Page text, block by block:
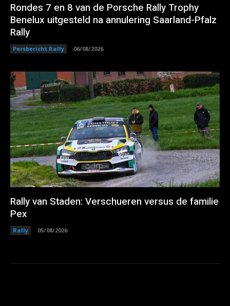
Rondes 7 en 8 van de Porsche Rally Trophy
Benelux uitgesteld na annulering Saarland-Pfalz
Rally
Persbericht Rally 06/08/2026
Rally van Staden: Verschueren versus de familie
Pex
Rally 05/08/2026